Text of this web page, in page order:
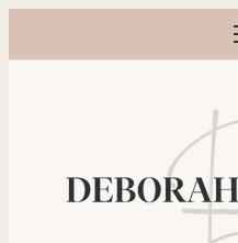
Photographe grossesse,